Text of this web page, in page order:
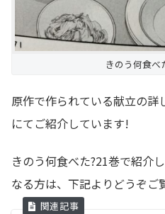
きのう何食べ
原作で作られている献立の詳
にてご紹介しています!
きのう何食べた?21巻で紹介
なる方は、下記よりどうぞご